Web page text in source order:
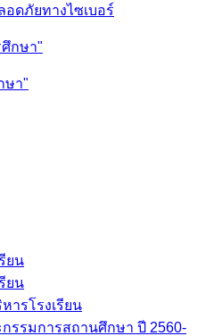
ดภัยทางไซเบอร์
ษา"
ยน
ยน
ารโรงเรียน
รรมการสถานศึกษา ปี 2560-